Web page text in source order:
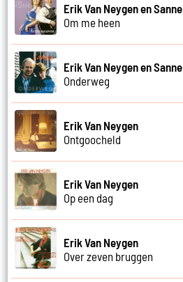
Erik Van Neygen en Sanne
Om me heen
Erik Van Neygen en Sanne
Onderweg
Erik Van Neygen
Ontgoocheld
Erik Van Neygen
Op een dag
Erik Van Neygen
Over zeven bruggen